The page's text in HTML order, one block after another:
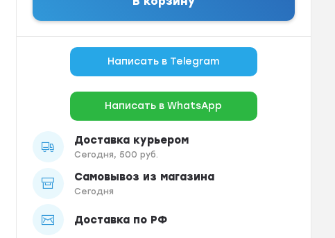
Написать в Telegram
Написать в WhatsApp
Доставка курьером
Сегодня, 500 руб.
Самовывоз из магазина
Сегодня
Доставка по РФ